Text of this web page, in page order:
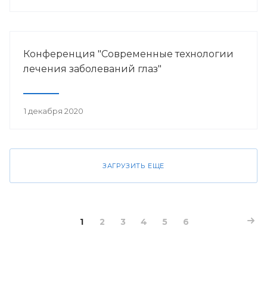
Конференция "Современные технологии
лечения заболеваний глаз"
1 декабря 2020
ЗАГРУЗИТЬ ЕЩЕ
1 2 3 4 5 6